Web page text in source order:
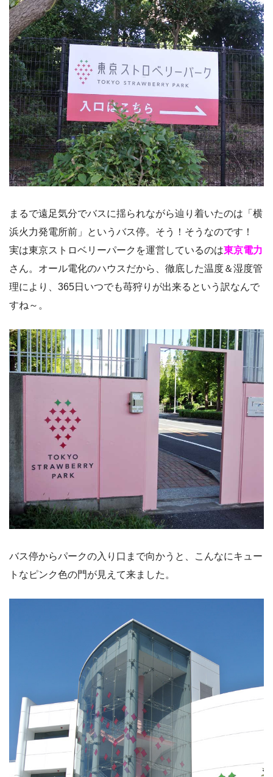
まるで遠足気分でバスに揺られながら辿り着いたのは「横
浜火力発電所前」というバス停。そう！そうなのです！
実は東京ストロベリーパークを運営しているのは東京電力
さん。オール電化のハウスだから、徹底した温度＆湿度管
理により、365日いつでも苺狩りが出来るという訳なんで
すね～。
バス停からパークの入り口まで向かうと、こんなにキュー
トなピンク色の門が見えて来ました。